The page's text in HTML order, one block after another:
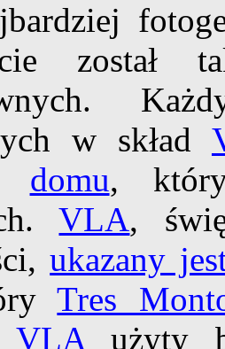
został
w skład
domu,
VLA,
ukazany
Tres
VLAużyty